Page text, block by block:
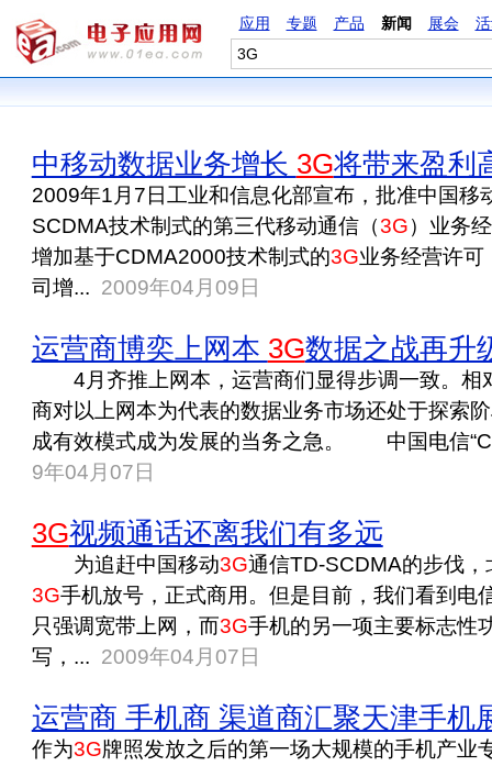
应用 专题 产品 新闻 展会
中移动数据业务增长 3G将带来盈利
2009年1月7日工业和信息化部宣布，批准中国移
SCDMA技术制式的第三代移动通信（3G）业务
增加基于CDMA2000技术制式的3G业务经营许可
司增... 2009年04月09日
运营商博奕上网本 3G数据之战再升
4月齐推上网本，运营商们显得步调一致。相
商对以上网本为代表的数据业务市场还处于探索
成有效模式成为发展的当务之急。 中国电信“C
9年04月07日
3G视频通话还离我们有多远
为追赶中国移动3G通信TD-SCDMA的步伐
3G手机放号，正式商用。但是目前，我们看到电
只强调宽带上网，而3G手机的另一项主要标志性
写，... 2009年04月07日
运营商 手机商 渠道商汇聚天津手机
作为3G牌照发放之后的第一场大规模的手机产